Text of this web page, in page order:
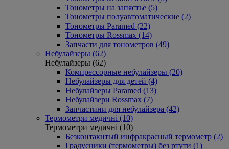
Тонометры на запястье (5)
Тонометры полуавтоматические (2)
Тонометры Paramed (22)
Тонометры Rossmax (14)
Запчасти для тонометров (49)
Небулайзеры (62)
Небулайзеры (62)
Компрессорные небулайзеры (20)
Небулайзеры для детей (4)
Небулайзеры Paramed (13)
Небулайзери Rossmax (7)
Запчастини для небулайзера (42)
Термометри медичні (10)
Термометри медичні (10)
Безконтакнтый инфракрасный термометр (2)
Градусники (термометры) без ртути (1)